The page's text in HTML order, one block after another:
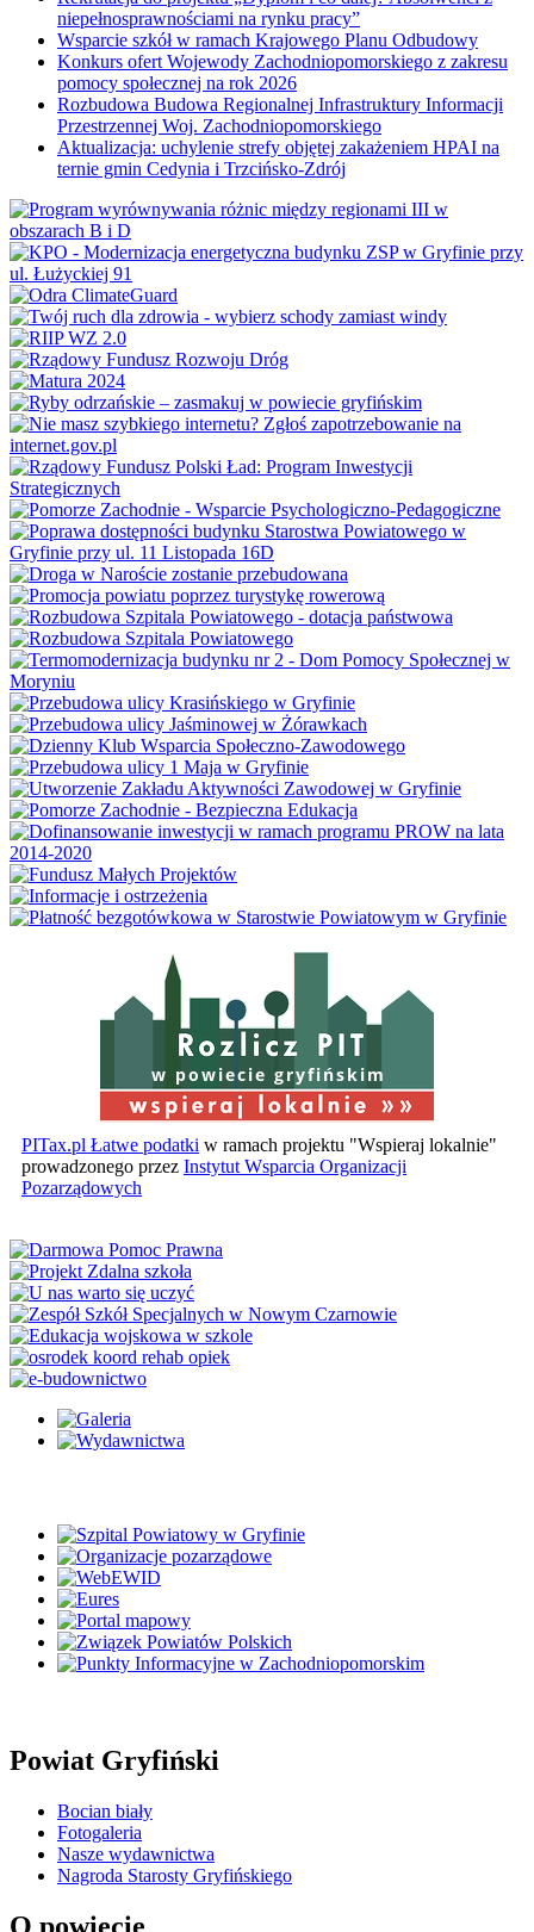
niepełnosprawnościami na rynku pracy”
Wsparcie szkół w ramach Krajowego Planu Odbudowy
Konkurs ofert Wojewody Zachodniopomorskiego z zakresu
pomocy społecznej na rok 2026
Rozbudowa Budowa Regionalnej Infrastruktury Informacji
Przestrzennej Woj. Zachodniopomorskiego
Aktualizacja: uchylenie strefy objętej zakażeniem HPAI na
ternie gmin Cedynia i Trzcińsko-Zdrój
w powiecie gryfińskim
PITax.pl Łatwe podatki w ramach projektu "Wspieraj lokalnie"
prowadzonego przez Instytut Wsparcia Organizacji
Pozarządowych
Powiat Gryfiński
Bocian biały
Fotogaleria
Nasze wydawnictwa
Nagroda Starosty Gryfińskiego